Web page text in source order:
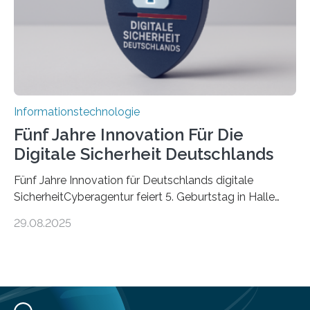
Informationstechnologie
Fünf Jahre Innovation Für Die
Digitale Sicherheit Deutschlands
Fünf Jahre Innovation für Deutschlands digitale
SicherheitCyberagentur feiert 5. Geburtstag in Halle
ErfolgeDie Agentur für Innovation in der
Forschungsarbeit, politischen Grußworten und der
29.08.2025